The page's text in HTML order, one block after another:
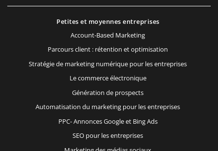
Petites et moyennes entreprises
Account-Based Marketing
Parcours client : rétention et optimisation
Stratégie de marketing numérique pour les entreprises
Le commerce électronique
Génération de prospects
Automatisation du marketing pour les entreprises
PPC- Annonces Google et Bing Ads
SEO pour les entreprises